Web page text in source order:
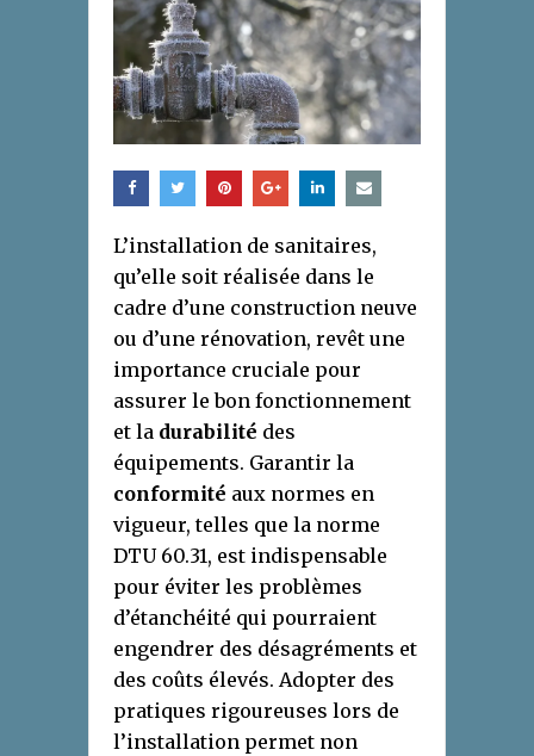
L’installation de sanitaires,
qu’elle soit réalisée dans le
cadre d’une construction neuve
ou d’une rénovation, revêt une
importance cruciale pour
assurer le bon fonctionnement
et la durabilité des
équipements. Garantir la
conformité aux normes en
vigueur, telles que la norme
DTU 60.31, est indispensable
pour éviter les problèmes
d’étanchéité qui pourraient
engendrer des désagréments et
des coûts élevés. Adopter des
pratiques rigoureuses lors de
l’installation permet non